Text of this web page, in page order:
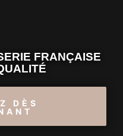
FRANÇAISE
DÈS